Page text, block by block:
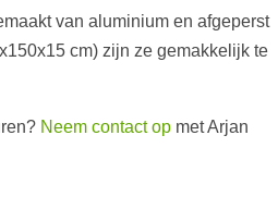
van aluminium en afgeperst
cm) zijn ze gemakkelijk te
Neem contact op met Arjan